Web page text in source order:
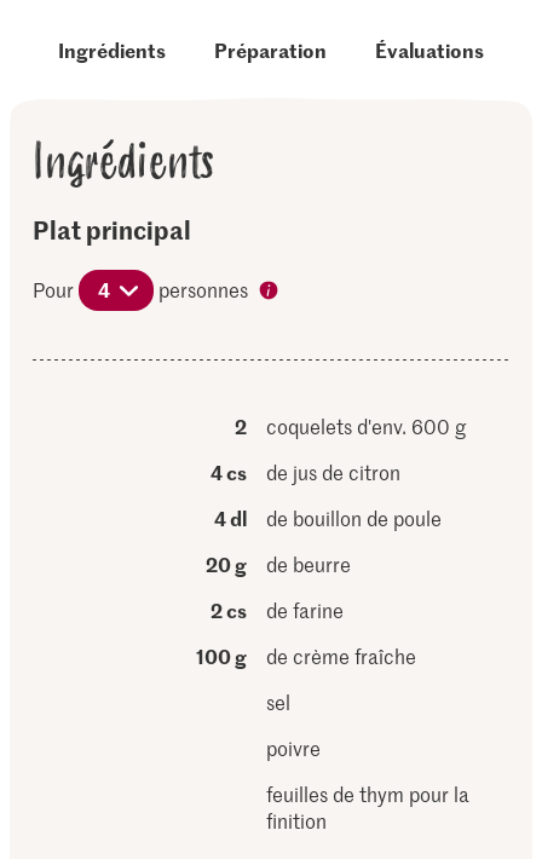
Ingrédients Préparation Évaluations
Ingrédients
Plat principal
Pour 4 personnes
2
coquelets d'env. 600 g
4 cs
de jus de citron
4 dl
de bouillon de poule
20 g
de beurre
2 cs
de farine
100 g
de crème fraîche
sel
poivre
feuilles de thym pour la
finition